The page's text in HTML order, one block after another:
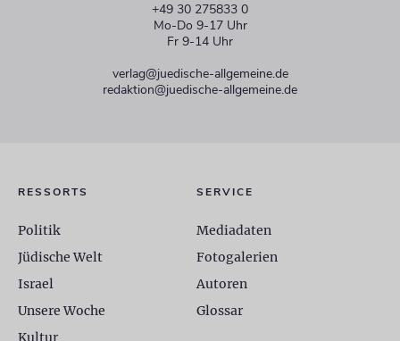
+49 30 275833 0
Mo-Do 9-17 Uhr
Fr 9-14 Uhr
verlag@juedische-allgemeine.de
redaktion@juedische-allgemeine.de
RESSORTS
Politik
Jüdische Welt
Israel
Unsere Woche
Kultur
SERVICE
Mediadaten
Fotogalerien
Autoren
Glossar